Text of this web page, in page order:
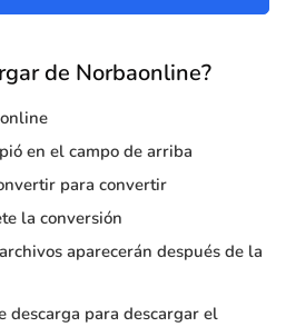
de Norbaonline?
en el campo de arriba
para convertir
la conversión
aparecerán después de la
descarga para descargar el